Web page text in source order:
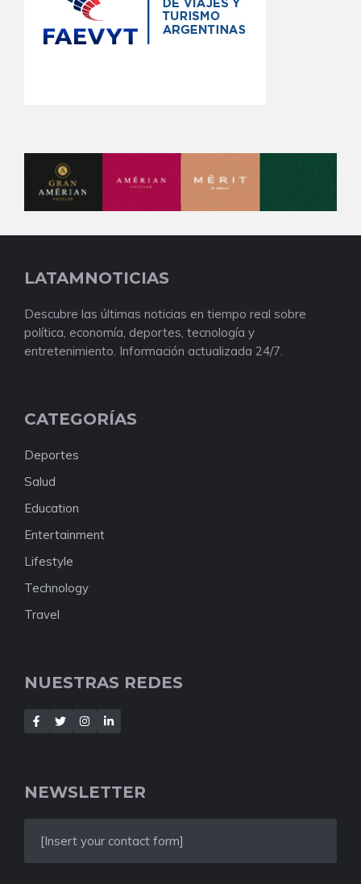
LATAMNOTICIAS
Descubre las últimas noticias en tiempo real sobre
política, economía, deportes, tecnología y
entretenimiento. Información actualizada 24/7.
CATEGORÍAS
Deportes
Salud
Education
Entertainment
Lifestyle
Technology
Travel
NUESTRAS REDES
NEWSLETTER
[Insert your contact form]